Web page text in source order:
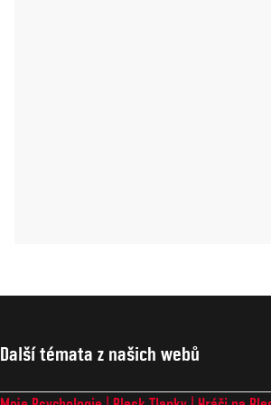
Další témata z našich webů